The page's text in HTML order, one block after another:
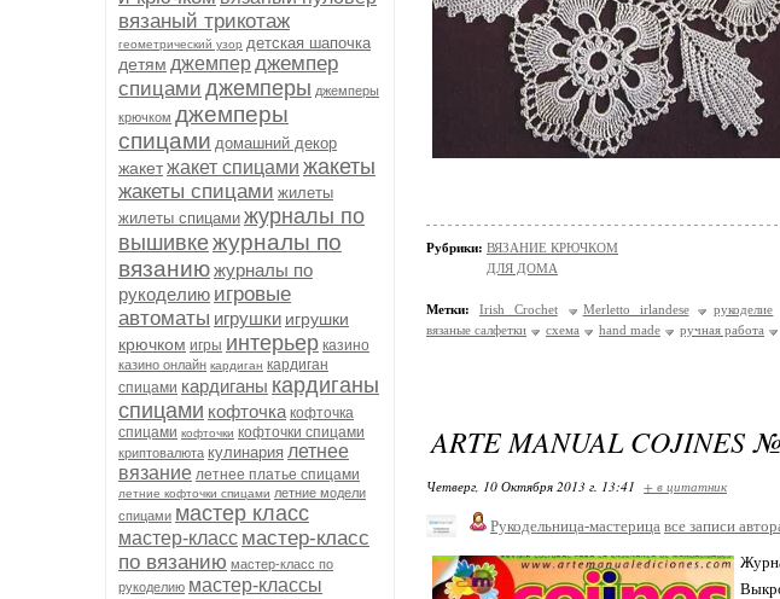
вязаный трикотаж
геометрический узор детская шапочка
детям джемперджемпер
спицами джемперы джемперы
крючком джемперы
спицами домашний декор
жакетжакет спицами жакеты
жакеты спицами жилеты
жилеты спицами журналы по
вышивкежурналы по
вязаниюжурналы по
рукоделию игровые
автоматы игрушки игрушки
крючком игры интерьер казино
казино онлайн кардиган кардиган
спицами кардиганы кардиганы
спицами кофточка кофточка
спицами кофточки кофточки спицами
криптовалюта кулинария летнее
вязание летнее платье спицами
летние кофточки спицами летние модели
спицами мастер класс
мастер-класс мастер-класс
по вязанию мастер-класс по
рукоделию мастер-классы
Рубрики: ВЯЗАНИЕ КРЮЧКОМ
ДЛЯ ДОМА
Метки: Irish Crochet Merletto irlandese рукоделие
вязаные салфетки
схема hand made ручная работа
ARTE MANUAL COJINES
Четверг, 10 Октября 2013 г. 13:41 + в цитатник
Рукодельница-мастерица все записи